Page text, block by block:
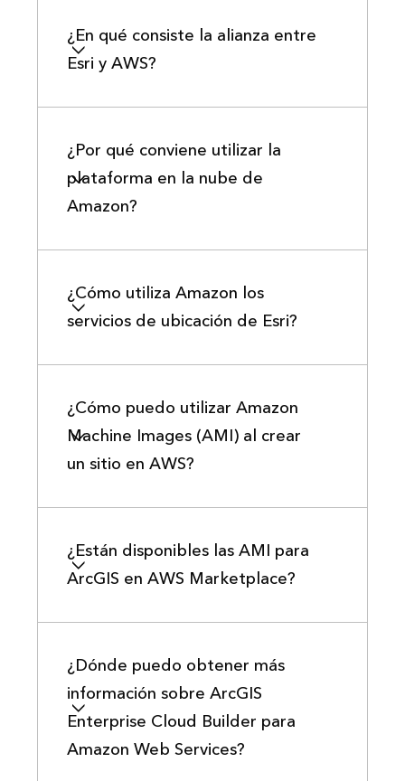
¿En qué consiste la alianza entre
Esri y AWS?
¿Por qué conviene utilizar la
plataforma en la nube de
Amazon?
¿Cómo utiliza Amazon los
servicios de ubicación de Esri?
¿Cómo puedo utilizar Amazon
Machine Images (AMI) al crear
un sitio en AWS?
¿Están disponibles las AMI para
ArcGIS en AWS Marketplace?
¿Dónde puedo obtener más
información sobre ArcGIS
Enterprise Cloud Builder para
Amazon Web Services?